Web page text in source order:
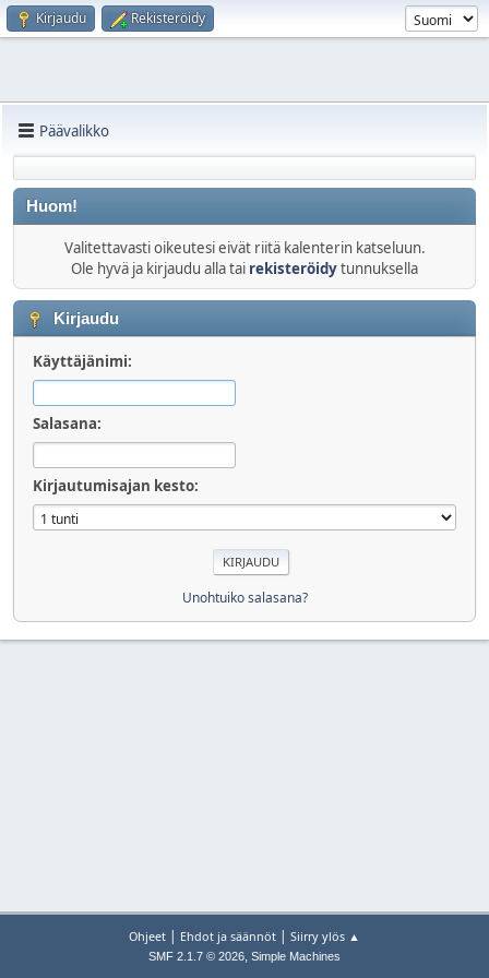
Kirjaudu Rekisteröidy
Päävalikko
Huom!
Valitettavasti oikeutesi eivät riitä kalenterin katseluun.
Ole hyvä ja kirjaudu alla tai rekisteröidytunnuksella
Kirjaudu
Käyttäjänimi:
Salasana:
Kirjautumisajan kesto:
Unohtuiko salasana?
Ohjeet | Ehdot ja säännöt | Siirry ylös ▲
SMF 2.1.7 © 2026, Simple Machines